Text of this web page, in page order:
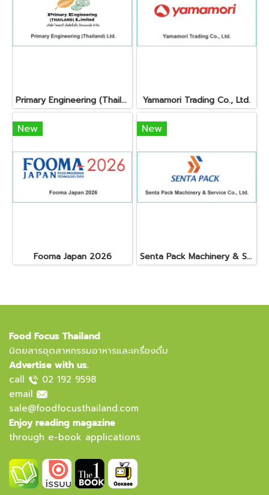
Primary Engineering (Thailand) Ltd. Yamamori Trading Co., Ltd.
New
Fooma Japan 2026
New
Senta Pack Machinery & Service Co., Ltd.
Food Focus Thailand
นิตยสารอุตสาหกรรมอาหารและเครื่องดื่ม
Advertise with us.
call
02 192 9598
email
sale@foodfocusthailand.com
Enjoy reading magazine
through e-book applications